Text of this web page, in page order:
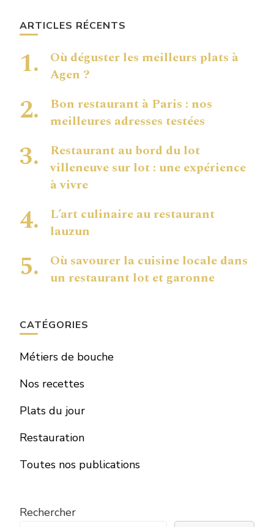
ARTICLES RÉCENTS
Où déguster les meilleurs plats à
Agen ?
Bon restaurant à Paris : nos
meilleures adresses testées
Restaurant au bord du lot
villeneuve sur lot : une expérience
à vivre
L’art culinaire au restaurant
lauzun
Où savourer la cuisine locale dans
un restaurant lot et garonne
CATÉGORIES
Métiers de bouche
Nos recettes
Plats du jour
Restauration
Toutes nos publications
Rechercher